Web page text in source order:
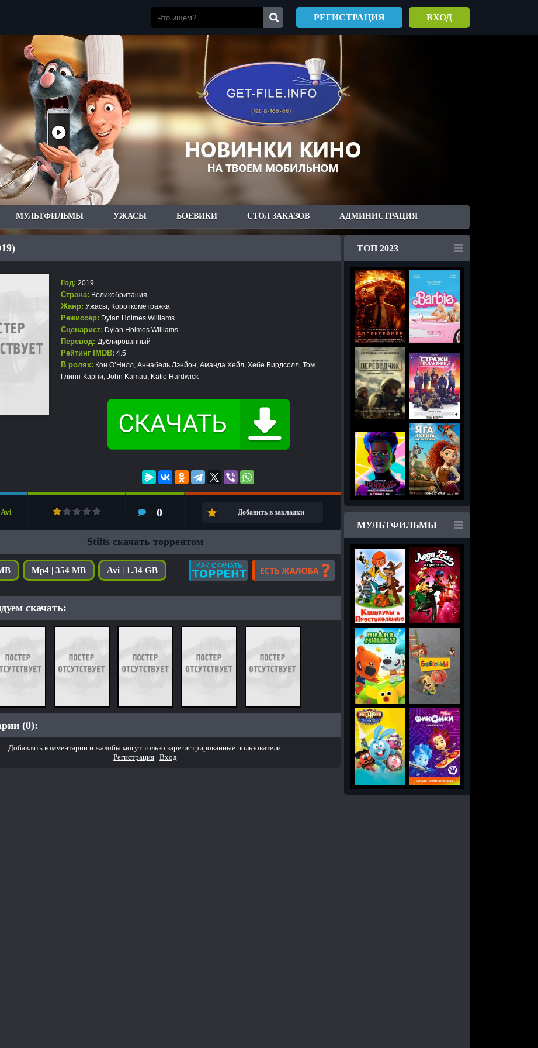
РЕГИСТРАЦИЯ ВХОД
МУЛЬТФИЛЬМЫ УЖАСЫ БОЕВИКИ СТОЛ ЗАКАЗОВ АДМИНИСТРАЦИЯ
Год: 2019
Страна: Великобритания
Жанр: Ужасы, Короткометражка
Режиссер: Dylan Holmes Williams
Сценарист: Dylan Holmes Williams
Перевод: Дублированный
Рейтинг IMDB: 4.5
В ролях: Кон О’Нилл, Аннабель Лэнйон, Аманда Хейл, Хебе Бирдсолл, Том
Глинн-Карни, John Kamau, Katie Hardwick
0 Добавить в закладки
Stilts скачать торрентом
Mp4 | 354 MB Avi | 1.34 GB
скачать:
(0):
Добавлять комментарии и жалобы могут только зарегистрированные пользователи.
Регистрация |Вход
ТОП 2023
МУЛЬТФИЛЬМЫ